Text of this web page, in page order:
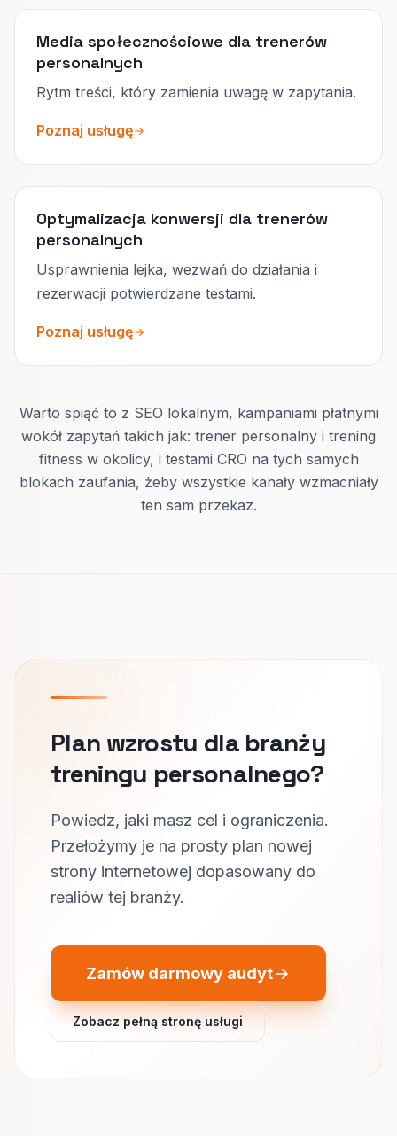
Media społecznościowe dla trenerów
personalnych
Rytm treści, który zamienia uwagę w zapytania.
Poznaj usługę
Optymalizacja konwersji dla trenerów
personalnych
Usprawnienia lejka, wezwań do działania i
rezerwacji potwierdzane testami.
Poznaj usługę
Warto spiąć to z SEO lokalnym, kampaniami płatnymi
wokół zapytań takich jak: trener personalny i trening
fitness w okolicy, i testami CRO na tych samych
blokach zaufania, żeby wszystkie kanały wzmacniały
ten sam przekaz.
Plan wzrostu dla branży
treningu personalnego?
Powiedz, jaki masz cel i ograniczenia.
Przełożymy je na prosty plan nowej
strony internetowej dopasowany do
realiów tej branży.
Zamów darmowy audyt
Zobacz pełną stronę usługi